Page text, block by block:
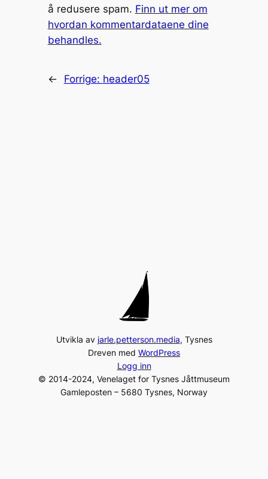
å redusere spam. Finn ut mer om
hvordan kommentardataene dine
behandles.
← Forrige: header05
Utvikla av jarle.petterson.media, Tysnes
Dreven med WordPress
Logg inn
© 2014-2024, Venelaget for Tysnes Jåttmuseum
Gamleposten – 5680 Tysnes, Norway